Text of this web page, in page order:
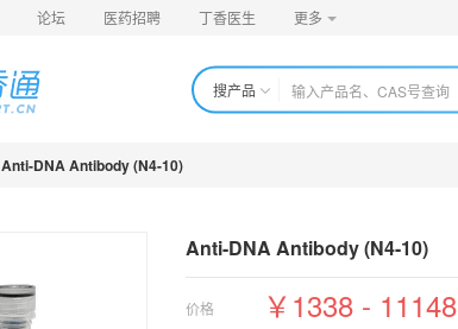
论坛 医药招聘 丁香医生 更多
搜产品
Anti-DNA Antibody (N4-10)
Anti-DNA Antibody (N4-10)
价格 ￥1338 - 11148